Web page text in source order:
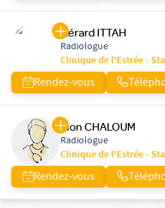
Gérard ITTAH
Radiologue
Clinique de l'Estrée -
Rendez-vous
Sion CHALOUM
Radiologue
Clinique de l'Estrée -
Rendez-vous